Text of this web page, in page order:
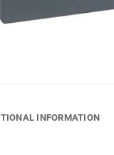
INFORMATION